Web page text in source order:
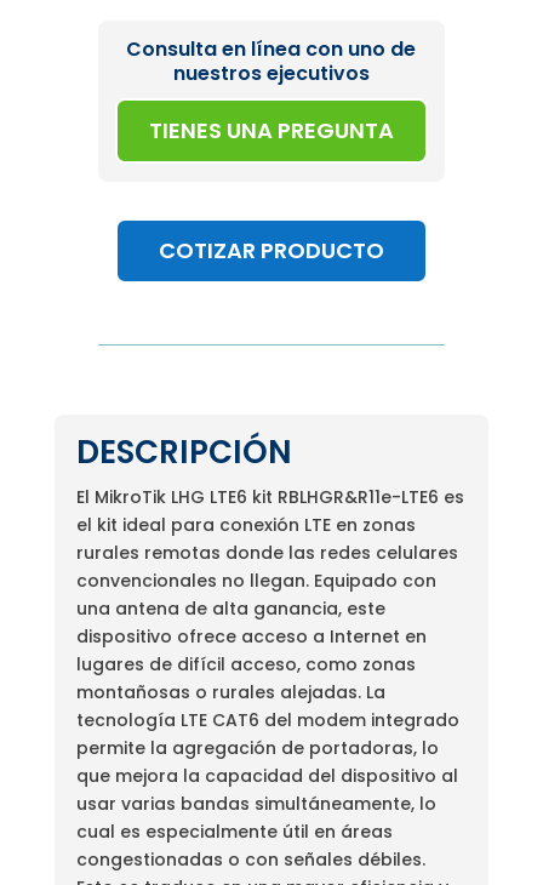
Consulta en línea con uno de
nuestros ejecutivos
TIENES UNA PREGUNTA
COTIZAR PRODUCTO
DESCRIPCIÓN
El MikroTik LHG LTE6 kit RBLHGR&R11e-LTE6 es
el kit ideal para conexión LTE en zonas
rurales remotas donde las redes celulares
convencionales no llegan. Equipado con
una antena de alta ganancia, este
dispositivo ofrece acceso a Internet en
lugares de difícil acceso, como zonas
montañosas o rurales alejadas. La
tecnología LTE CAT6 del modem integrado
permite la agregación de portadoras, lo
que mejora la capacidad del dispositivo al
usar varias bandas simultáneamente, lo
cual es especialmente útil en áreas
congestionadas o con señales débiles.